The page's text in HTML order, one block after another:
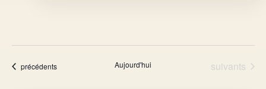
Évènements
précédents Aujourd'hui Évènements
suivants